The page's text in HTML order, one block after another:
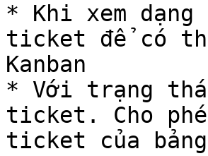
* Khi xem dạng
ticket để có
Kanban
* Với trạng
ticket. Cho
ticket của